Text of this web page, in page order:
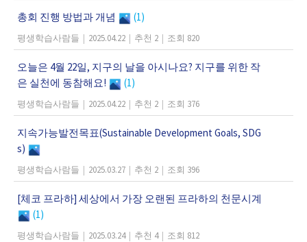
총회 진행 방법과 개념 (1)
평생학습사람들 | 2025.04.22 | 추천 2 | 조회 820
오늘은 4월 22일, 지구의 날을 아시나요? 지구를 위한 작
은 실천에 동참해요!
(1)
평생학습사람들 | 2025.04.22 | 추천 2 | 조회 376
지속가능발전목표(Sustainable Development Goals, SDG
s)
평생학습사람들 | 2025.03.27 | 추천 2 | 조회 396
[체코 프라하] 세상에서 가장 오랜된 프라하의 천문시계
(1)
평생학습사람들 | 2025.03.24 | 추천 4 | 조회 812